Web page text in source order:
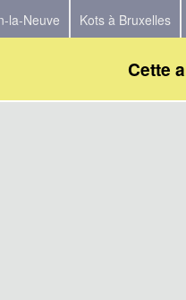
la-Neuve Kots à Bruxelles
Cette